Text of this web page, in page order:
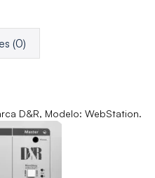
(0)
D&R, Modelo: WebStation.